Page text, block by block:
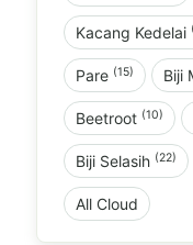
Kacang Kedelai
Pare (15) Biji
Beetroot (10)
Biji Selasih (22)
All Cloud